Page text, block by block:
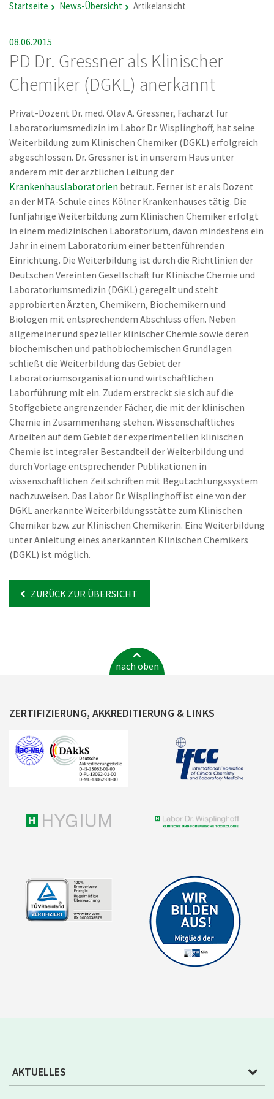
Startseite News-Übersicht Artikelansicht
08.06.2015
PD Dr. Gressner als Klinischer
Chemiker (DGKL) anerkannt
Privat-Dozent Dr. med. Olav A. Gressner, Facharzt für
Laboratoriumsmedizin im Labor Dr. Wisplinghoff, hat seine
Weiterbildung zum Klinischen Chemiker (DGKL) erfolgreich
abgeschlossen. Dr. Gressner ist in unserem Haus unter
anderem mit der ärztlichen Leitung der
Krankenhauslaboratorien betraut. Ferner ist er als Dozent
an der MTA-Schule eines Kölner Krankenhauses tätig. Die
fünfjährige Weiterbildung zum Klinischen Chemiker erfolgt
in einem medizinischen Laboratorium, davon mindestens ein
Jahr in einem Laboratorium einer bettenführenden
Einrichtung. Die Weiterbildung ist durch die Richtlinien der
Deutschen Vereinten Gesellschaft für Klinische Chemie und
Laboratoriumsmedizin (DGKL) geregelt und steht
approbierten Ärzten, Chemikern, Biochemikern und
Biologen mit entsprechendem Abschluss offen. Neben
allgemeiner und spezieller klinischer Chemie sowie deren
biochemischen und pathobiochemischen Grundlagen
schließt die Weiterbildung das Gebiet der
Laboratoriumsorganisation und wirtschaftlichen
Laborführung mit ein. Zudem erstreckt sie sich auf die
Stoffgebiete angrenzender Fächer, die mit der klinischen
Chemie in Zusammenhang stehen. Wissenschaftliches
Arbeiten auf dem Gebiet der experimentellen klinischen
Chemie ist integraler Bestandteil der Weiterbildung und
durch Vorlage entsprechender Publikationen in
wissenschaftlichen Zeitschriften mit Begutachtungssystem
nachzuweisen. Das Labor Dr. Wisplinghoff ist eine von der
DGKL anerkannte Weiterbildungsstätte zum Klinischen
Chemiker bzw. zur Klinischen Chemikerin. Eine Weiterbildung
unter Anleitung eines anerkannten Klinischen Chemikers
(DGKL) ist möglich.
ZURÜCK ZUR ÜBERSICHT
nach oben
ZERTIFIZIERUNG, AKKREDITIERUNG & LINKS
AKTUELLES